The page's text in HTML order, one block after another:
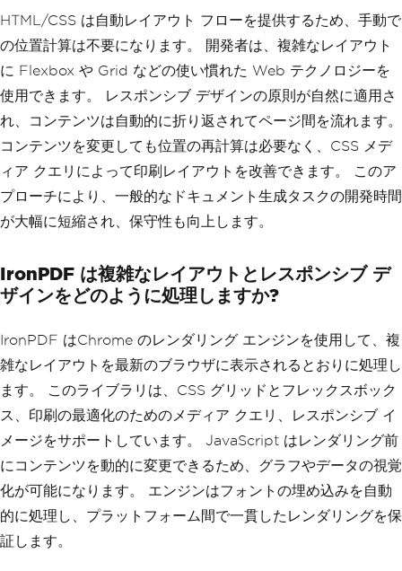
    <head>
            body { font-family: Georgi
a, serif; }
er; margin-bottom: 30px; }
            .columns { display: flex;
gap: 20px; }
            .column { flex: 1; text-al
ign: justify; }
        </style>
    </head>
    <body>
>
            <p>Monthly Updates and Ins
ights</p>
        <div class='columns'>
            <div class='column'>
                <h2>特徴 Article</h2>
                <p>Lorem ipsum dolor s
it amet, consectetur adipiscing eli
t...</p>
            </div>
            <div class='column'>
                <p>Sed do eiusmod temp
or incididunt ut labore et dolore magn
                <h3>Upcoming Events</h
HTML/CSS は自動レイアウト フローを提供するため、手動で
の位置計算は不要になります。 開発者は、複雑なレイアウト
に Flexbox や Grid などの使い慣れた Web テクノロジーを
使用できます。 レスポンシブ デザインの原則が自然に適用さ
れ、コンテンツは自動的に折り返されてページ間を流れます。
コンテンツを変更しても位置の再計算は必要なく、CSS メデ
ィア クエリによって印刷レイアウトを改善できます。 このア
プローチにより、一般的なドキュメント生成タスクの開発時間
が大幅に短縮され、保守性も向上します。
IronPDF は複雑なレイアウトとレスポンシブ デ
ザインをどのように処理しますか?
IronPDF はChrome のレンダリング エンジンを使用して、複
雑なレイアウトを最新のブラウザに表示されるとおりに処理し
ます。 このライブラリは、CSS グリッドとフレックスボック
ス、印刷の最適化のためのメディア クエリ、レスポンシブ イ
メージをサポートしています。 JavaScript はレンダリング前
にコンテンツを動的に変更できるため、グラフやデータの視覚
化が可能になります。 エンジンはフォントの埋め込みを自動
的に処理し、プラットフォーム間で一貫したレンダリングを保
証します。